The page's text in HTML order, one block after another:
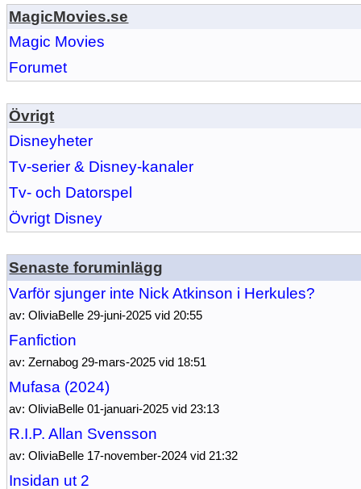
MagicMovies.se
Magic Movies
Forumet
Övrigt
Disneyheter
Tv-serier & Disney-kanaler
Tv- och Datorspel
Övrigt Disney
Senaste foruminlägg
Varför sjunger inte Nick Atkinson i Herkules?
av: OliviaBelle 29-juni-2025 vid 20:55
Fanfiction
av: Zernabog 29-mars-2025 vid 18:51
Mufasa (2024)
av: OliviaBelle 01-januari-2025 vid 23:13
R.I.P. Allan Svensson
av: OliviaBelle 17-november-2024 vid 21:32
Insidan ut 2